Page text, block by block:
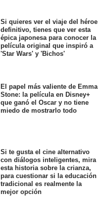
Si quieres ver el viaje del héroe
definitivo, tienes que ver esta
épica japonesa para conocer la
película original que inspiró a
'Star Wars' y 'Bichos'
El papel más valiente de Emma
Stone: la película en Disney+
que ganó el Oscar y no tiene
miedo de mostrarlo todo
Si te gusta el cine alternativo
con diálogos inteligentes, mira
esta historia sobre la crianza,
para cuestionar si la educación
tradicional es realmente la
mejor opción